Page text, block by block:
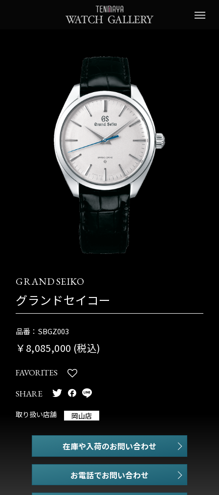
GRAND SEIKO
グランドセイコー
品番：SBGZ003
￥8,085,000 (税込)
FAVORITES
SHARE
取り扱い店舗 岡山店
在庫や入荷のお問い合わせ
お電話でお問い合わせ